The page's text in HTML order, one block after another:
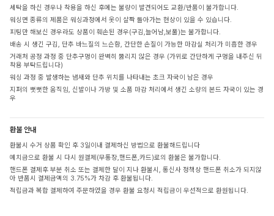
세탁을 하신 경우나 착용을 하신 후에는 불량이 발견되어도 교환/반품이 불가합니다.
워싱면 종류의 제품은 워싱과정에서 옷이 살짝 돌아가는 현상이 있을 수 있습니다.
피팅만 해보신 경우라도 상품이 훼손된 경우(구김,늘어남,보풀)는 불가합니다.
배송 시 생긴 구김, 단추 바느질의 느슨함, 간단한 손질이 가능한 마감실 처리가 미흡한 경우
거래처 공정 과정 중 단추구멍이 완벽히 뚫리지 않은 경우 (가위로 간단하게 구멍을 내주신 뒤
착용 부탁드립니다)
워싱 과정 중 발생하는 냄새와 단추 위치를 나타내는 초크 자국이 남은 경우
지퍼의 뻣뻣한 움직임, 신발이나 가방 및 소품 마감 처리에서 생긴 소량의 본드 자국이 있는 경
우
환불 안내
환불시 수거 상품 확인 후 3일이내 결제하신 방법으로 환불해드립니다
예치금으로 환불 시 다시 원결제(무통장,핸드폰,카드)로의 환불은 불가합니다.
핸드폰 결제후 부분 취소 또는 결제한 달이 지나 환불시, 통신사 정책상 핸드폰 취소가 되지않
아 반품시 결제금액의 3.75%가 차감 후 환불됩니다.
적립금과 복합 결제하여 주문하였을 경우 환불 요청시 적립금이 우선적으로 환원됩니다.